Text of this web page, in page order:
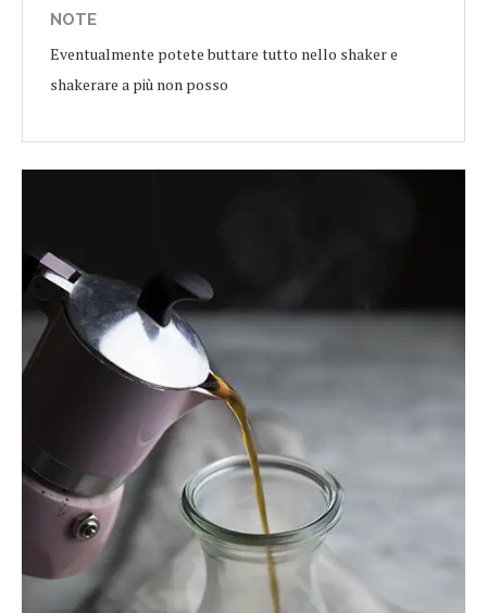
NOTE
Eventualmente potete buttare tutto nello shaker e
shakerare a più non posso